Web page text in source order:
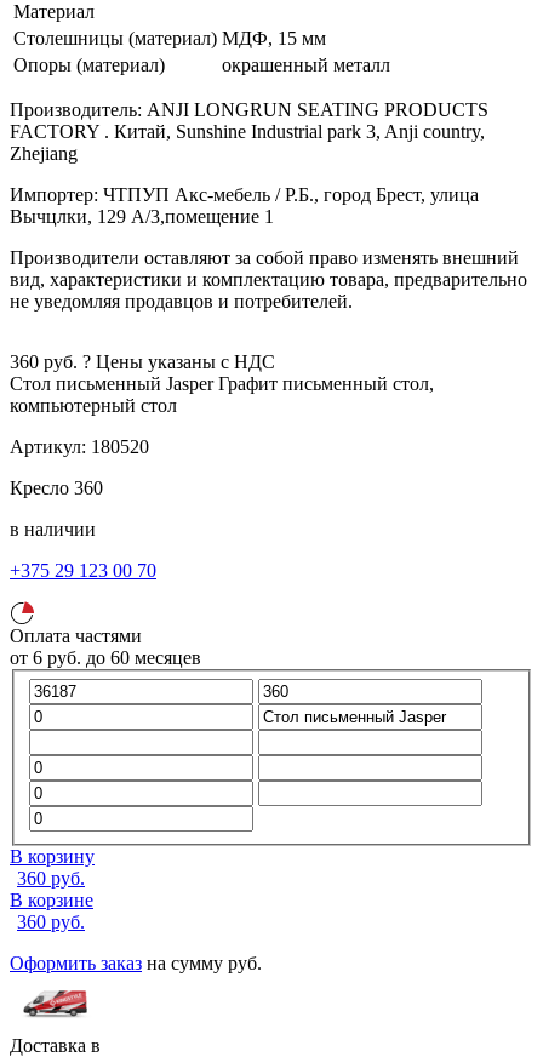
Материал
Столешницы (материал) МДФ, 15 мм
Опоры (материал)
окрашенный металл
Производитель: ANJI LONGRUN SEATING PRODUCTS
FACTORY . Китай, Sunshine Industrial park 3, Anji country,
Zhejiang
Импортер: ЧТПУП Акс-мебель / Р.Б., город Брест, улица
Вычцлки, 129 А/3,помещение 1
Производители оставляют за собой право изменять внешний
вид, характеристики и комплектацию товара, предварительно
не уведомляя продавцов и потребителей.
360 руб. ? Цены указаны с НДС
Стол письменный Jasper Графит письменный стол,
компьютерный стол
Артикул: 180520
Кресло 360
в наличии
+375 29 123 00 70
Оплата частями
от 6 руб. до 60 месяцев
В корзину
360 руб.
В корзине
360 руб.
Оформить заказ на сумму руб.
Доставка в